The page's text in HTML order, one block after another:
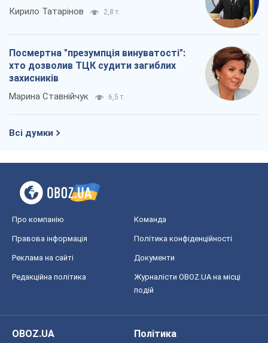
Кирило Татарінов 2,8 т.
Посмертна "презумпція винуватості":
хто дозволив ТЦК судити загиблих
захисників
Марина Ставнійчук 6,5 т.
Всі думки
Про компанію Команда
Правова інформація Політика конфіденційності
Реклама на сайті Документи
Редакційна політика
Журналісти OBOZ.UA на місці
подій
OBOZ.UA
Політика